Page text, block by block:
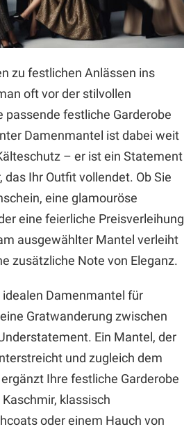
zu festlichen Anlässen ins
oft vor der stilvollen
passende festliche Garderobe
Damenmantel ist dabei weit
– er ist ein Statement
das Ihr Outfit vollendet. Ob Sie
eine glamouröse
eine feierliche Preisverleihung
ausgewählter Mantel verleiht
zusätzliche Note von Eleganz.
idealen Damenmantel für
Gratwanderung zwischen
Ein Mantel, der
und zugleich dem
Ihre festliche Garderobe
klassisch
oder einem Hauch von